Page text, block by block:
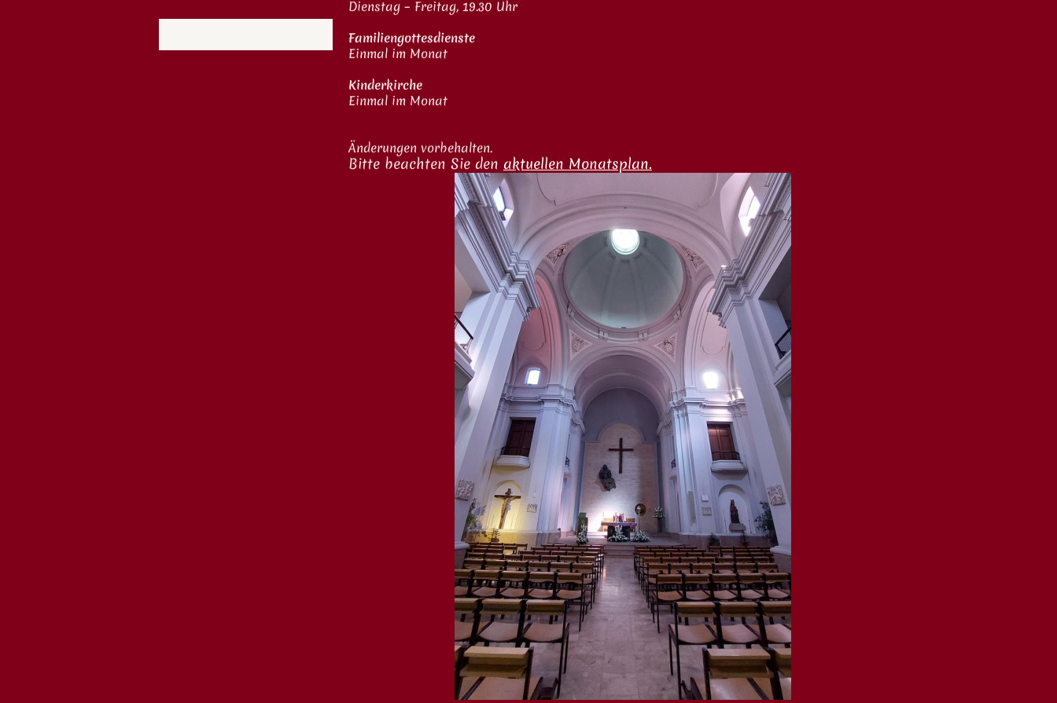
Dienstag – Freitag, 19.30 Uhr
Familiengottesdienste
Einmal im Monat
Kinderkirche
Einmal im Monat
Änderungen vorbehalten.
Bitte beachten Sie den aktuellen Monatsplan.